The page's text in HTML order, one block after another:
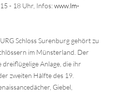
- 18 Uhr, Infos:www.lm-
Schloss Surenburg gehört zu
im Münsterland. Der
Anlage, die ihr
zweiten Hälfte des 19.
Giebel,